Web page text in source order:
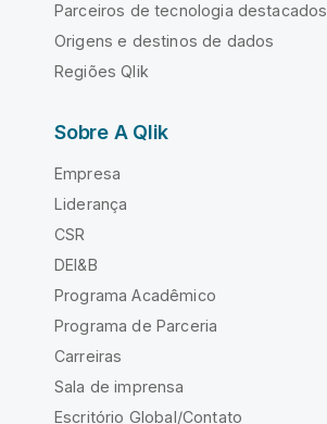
Parceiros de tecnologia destacados
Origens e destinos de dados
Regiões Qlik
Sobre A Qlik
Empresa
Liderança
CSR
DEI&B
Programa Acadêmico
Programa de Parceria
Carreiras
Sala de imprensa
Escritório Global/Contato